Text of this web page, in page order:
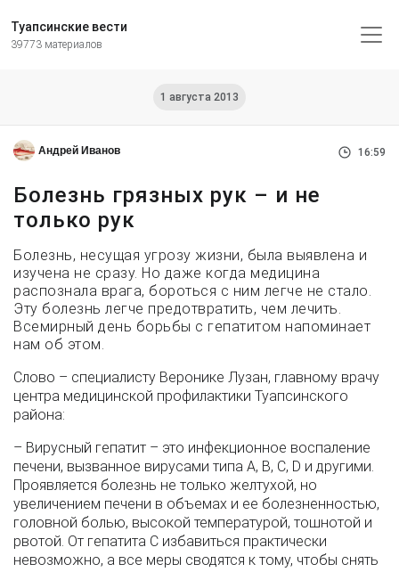
Туапсинские вести
39773 материалов
1 августа 2013
Андрей Иванов 16:59
Болезнь грязных рук – и не
только рук
Болезнь, несущая угрозу жизни, была выявлена и
изучена не сразу. Но даже когда медицина
распознала врага, бороться с ним легче не стало.
Эту болезнь легче предотвратить, чем лечить.
Всемирный день борьбы с гепатитом напоминает
нам об этом.
Слово – специалисту Веронике Лузан, главному врачу
центра медицинской профилактики Туапсинского
района:
– Вирусный гепатит – это инфекционное воспаление
печени, вызванное вирусами типа А, В, С, D и другими.
Проявляется болезнь не только желтухой, но
увеличением печени в объемах и ее болезненностью,
головной болью, высокой температурой, тошнотой и
рвотой. От гепатита С избавиться практически
невозможно, а все меры сводятся к тому, чтобы снять